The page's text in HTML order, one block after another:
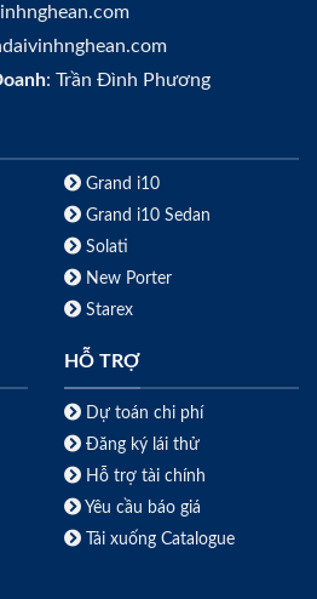
: Trần Đình Phương
Grand i10
Grand i10 Sedan
Solati
New Porter
Starex
HỖ TRỢ
Dự toán chi phí
Đăng ký lái thử
Hỗ trợ tài chính
Yêu cầu báo giá
Tải xuống Catalogue